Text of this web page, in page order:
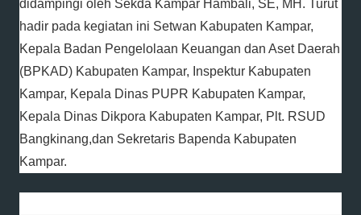
didampingi oleh Sekda Kampar Hambali, SE, MH. Turut
hadir pada kegiatan ini Setwan Kabupaten Kampar,
Kepala Badan Pengelolaan Keuangan dan Aset Daerah
(BPKAD) Kabupaten Kampar, Inspektur Kabupaten
Kampar, Kepala Dinas PUPR Kabupaten Kampar,
Kepala Dinas Dikpora Kabupaten Kampar, Plt. RSUD
Bangkinang,dan Sekretaris Bapenda Kabupaten
Kampar.